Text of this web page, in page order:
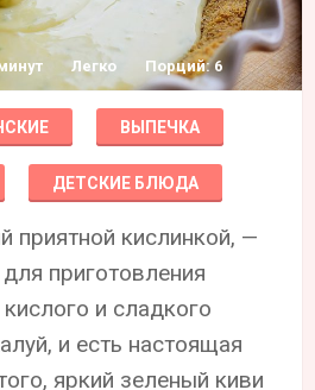
Легко Порций: 6
ВЫПЕЧКА
ДЕТСКИЕ БЛЮДА
приятной кислинкой, —
приготовления
и сладкого
и есть настоящая
яркий зеленый киви